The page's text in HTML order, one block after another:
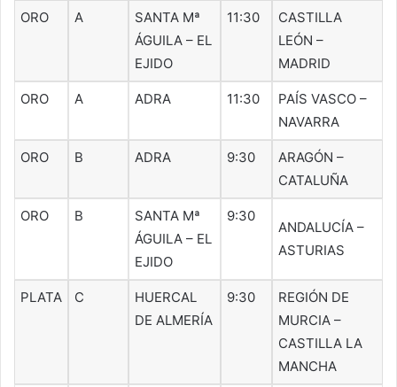
ORO A
SANTA Mª
ÁGUILA – EL
EJIDO
11:30
CASTILLA
LEÓN –
MADRID
ORO A ADRA 11:30
PAÍS VASCO –
NAVARRA
ORO B ADRA 9:30
ARAGÓN –
CATALUÑA
ORO B
SANTA Mª
ÁGUILA – EL
EJIDO
9:30
ANDALUCÍA –
ASTURIAS
PLATA C
HUERCAL
DE ALMERÍA
9:30
REGIÓN DE
MURCIA –
CASTILLA LA
MANCHA